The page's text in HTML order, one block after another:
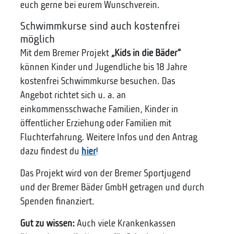
euch gerne bei eurem Wunschverein.
Schwimmkurse sind auch kostenfrei
möglich
Mit dem Bremer Projekt „Kids in die Bäder“
können Kinder und Jugendliche bis 18 Jahre
kostenfrei Schwimmkurse besuchen. Das
Angebot richtet sich u. a. an
einkommensschwache Familien, Kinder in
öffentlicher Erziehung oder Familien mit
Fluchterfahrung. Weitere Infos und den Antrag
dazu findest du hier!
Das Projekt wird von der Bremer Sportjugend
und der Bremer Bäder GmbH getragen und durch
Spenden finanziert.
Gut zu wissen: Auch viele Krankenkassen